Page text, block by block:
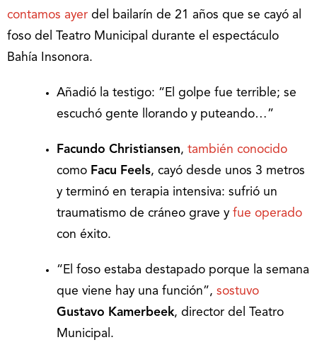
contamos ayer del bailarín de 21 años que se cayó al
foso del Teatro Municipal durante el espectáculo
Bahía Insonora.
Añadió la testigo: “El golpe fue terrible; se
escuchó gente llorando y puteando…”
Facundo Christiansen, también conocido
como Facu Feels, cayó desde unos 3 metros
y terminó en terapia intensiva: sufrió un
traumatismo de cráneo grave y fue operado
con éxito.
“El foso estaba destapado porque la semana
que viene hay una función”, sostuvo
Gustavo Kamerbeek, director del Teatro
Municipal.